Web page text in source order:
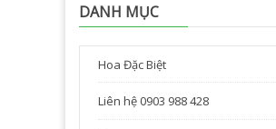
DANH MỤC
Hoa Đặc Biệt
Liên hệ 0903 988 428